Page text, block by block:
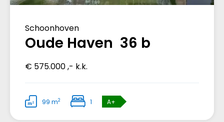
Schoonhoven
Oude Haven 36 b
€ 575.000 ,- k.k.
99 m2 1 A+